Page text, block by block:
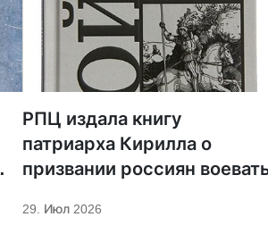
РПЦ издала книгу
патриарха Кирилла о
призвании россиян
29. Июл 2026